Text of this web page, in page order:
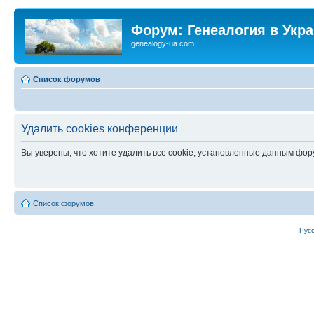
Форум: Генеалогия в
genealogy-ua.com
Список форумов
Удалить cookies конференции
Вы уверены, что хотите удалить все cookie, установленные данным
Список форумов